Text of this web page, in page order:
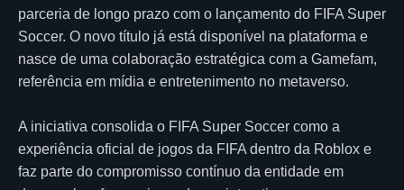
parceria de longo prazo com o lançamento do FIFA Super
Soccer. O novo título já está disponível na plataforma e
nasce de uma colaboração estratégica com a Gamefam,
referência em mídia e entretenimento no metaverso.
A iniciativa consolida o FIFA Super Soccer como a
experiência oficial de jogos da FIFA dentro da Roblox e
faz parte do compromisso contínuo da entidade em